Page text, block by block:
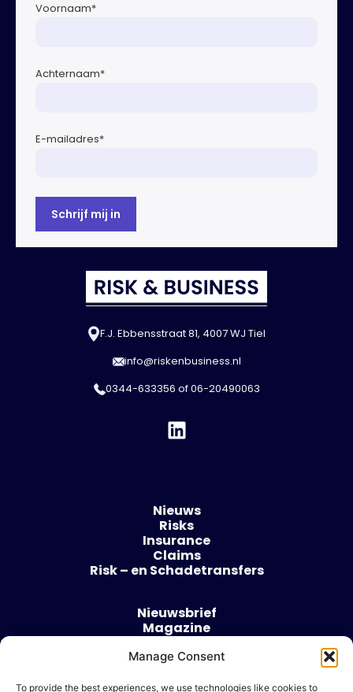
Manage Consent
To provide the best experiences, we use technologies like cookies to
Voornaam*
Achternaam*
E-mailadres*
F.J. Ebbensstraat 81, 4007 WJ Tiel
info@riskenbusiness.nl
0344-633356 of06-20490063
Nieuws
Risks
Insurance
Claims
Risk – en Schadetransfers
Nieuwsbrief
Magazine
Over